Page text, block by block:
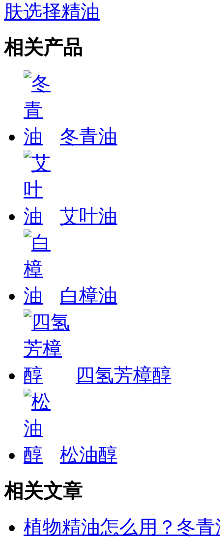
肤选择精油
相关产品
冬青油
艾叶油
白樟油
四氢芳樟醇
松油醇
相关文章
植物精油怎么用？冬